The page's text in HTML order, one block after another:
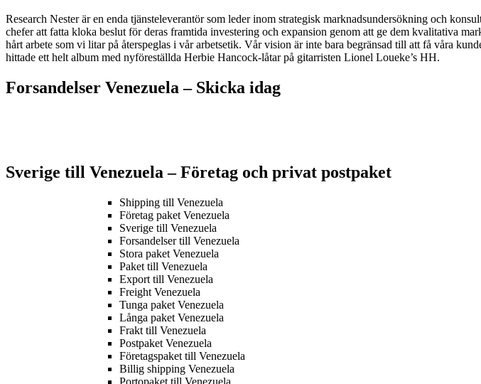
Research Nester är en enda tjänsteleverantör som leder inom strategisk marknadsundersökning och
chefer att fatta kloka beslut för deras framtida investering och expansion genom att ge dem kvalitativa
hårt arbete som vi litar på återspeglas i vår arbetsetik. Vår vision är inte bara begränsad till att få våra
hittade ett helt album med nyföreställda Herbie Hancock-låtar på gitarristen Lionel Loueke’s HH.
Forsandelser Venezuela – Skicka idag
Sverige till Venezuela – Företag och privat postpaket
Shipping till Venezuela
Företag paket Venezuela
Sverige till Venezuela
Forsandelser till Venezuela
Stora paket Venezuela
Paket till Venezuela
Export till Venezuela
Freight Venezuela
Tunga paket Venezuela
Långa paket Venezuela
Frakt till Venezuela
Postpaket Venezuela
Företagspaket till Venezuela
Billig shipping Venezuela
Portopaket till Venezuela